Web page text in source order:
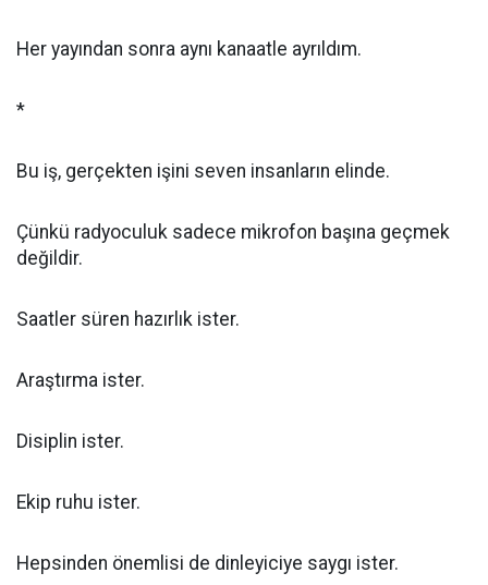
Her yayından sonra aynı kanaatle ayrıldım.
*
Bu iş, gerçekten işini seven insanların elinde.
Çünkü radyoculuk sadece mikrofon başına geçmek
değildir.
Saatler süren hazırlık ister.
Araştırma ister.
Disiplin ister.
Ekip ruhu ister.
Hepsinden önemlisi de dinleyiciye saygı ister.